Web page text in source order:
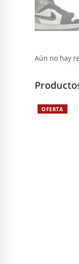
Aún no hay
OFERTA